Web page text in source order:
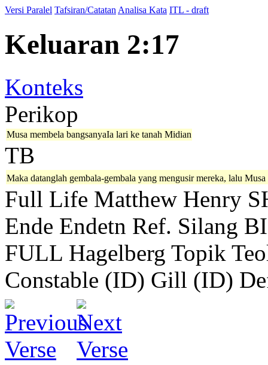
Versi Paralel Tafsiran/Catatan Analisa Kata ITL - draft
Keluaran 2:17
Konteks
Perikop
Musa membela bangsanyaIa lari ke tanah Midian
TB
Maka datanglah gembala-gembala yang mengusir mereka, lalu
Full Life Matthew Henry
Ende Endetn Ref. Silang
FULL Hagelberg Topik
Constable (ID) Gill (ID)